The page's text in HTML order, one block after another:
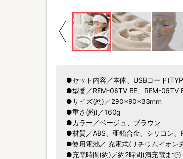
●セット内容／本体、USBコード
●型番／REM-06TV BE、REM-06TV
●サイズ(約)／290×90×33mm
●重さ(約)／160g
●カラー／ベージュ、ブラウン
●材質／ABS、亜鉛合金、シリコン、
●使用電池／ 充電式(リチウムイオン
●充電時間(約)／約2時間(満充電まで)